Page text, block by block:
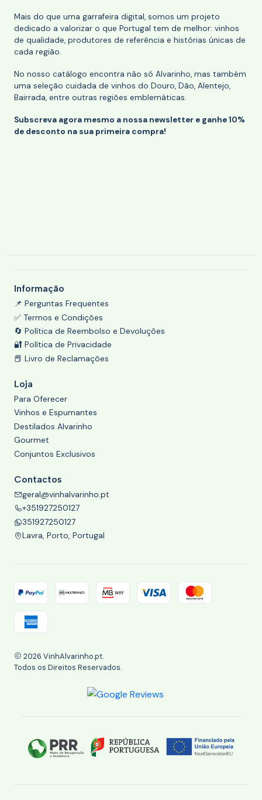
Mais do que uma garrafeira digital, somos um projeto
dedicado a valorizar o que Portugal tem de melhor: vinhos
de qualidade, produtores de referência e histórias únicas de
cada região.
No nosso catálogo encontra não só Alvarinho, mas também
uma seleção cuidada de vinhos do Douro, Dão, Alentejo,
Bairrada, entre outras regiões emblemáticas.
Subscreva agora mesmo a nossa newsletter e ganhe 10%
de desconto na sua primeira compra!
Informação
📌 Perguntas Frequentes
✅ Termos e Condições
🔄 Política de Reembolso e Devoluções
🔐 Política de Privacidade
📕 Livro de Reclamações
Loja
Para Oferecer
Vinhos e Espumantes
Destilados Alvarinho
Gourmet
Conjuntos Exclusivos
Contactos
geral@vinhalvarinho.pt
+351927250127
351927250127
Lavra, Porto, Portugal
2026 VinhAlvarinho.pt.
Todos os Direitos Reservados.